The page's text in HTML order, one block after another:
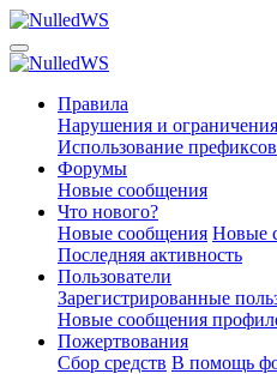
Правила
Нарушения и ограничения
Использование префиксов
Форумы
Новые сообщения
Что нового?
Новые сообщения Новые
Последняя активность
Пользователи
Зарегистрированные
Новые сообщения
Пожертвования
Сбор средств В помощь